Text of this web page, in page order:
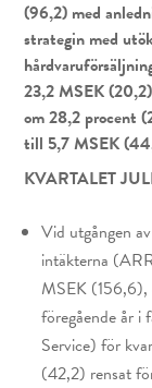
(96,2) med
strategin med
23,2 MSEK
om 28,2 procent
till 5,7 MSEK
KVARTALET
Vid utgången
intäkterna
MSEK (156,6),
föregående år i
Service) för
(42,2) rensat